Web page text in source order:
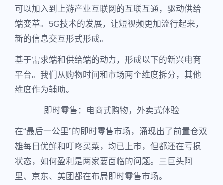
可以加入到上游产业互联网的互联互通，驱动供给
端变革。5G技术的发展，让短视频更加流行起来，
新的信息交互形式形成。
基于需求端和供给端的动力，形成以下的新兴电商
平台。我们从购物时间和市场两个维度拆分，其他
维度作为辅助。
即时零售：电商式购物，外卖式体验
在“最后一公里”的即时零售市场，涌现出了前置仓双
雄每日优鲜和叮咚买菜，均已上市，但都还在亏损
状态，如何盈利是两家要面临的问题。三巨头阿
里、京东、美团都在布局即时零售市场。